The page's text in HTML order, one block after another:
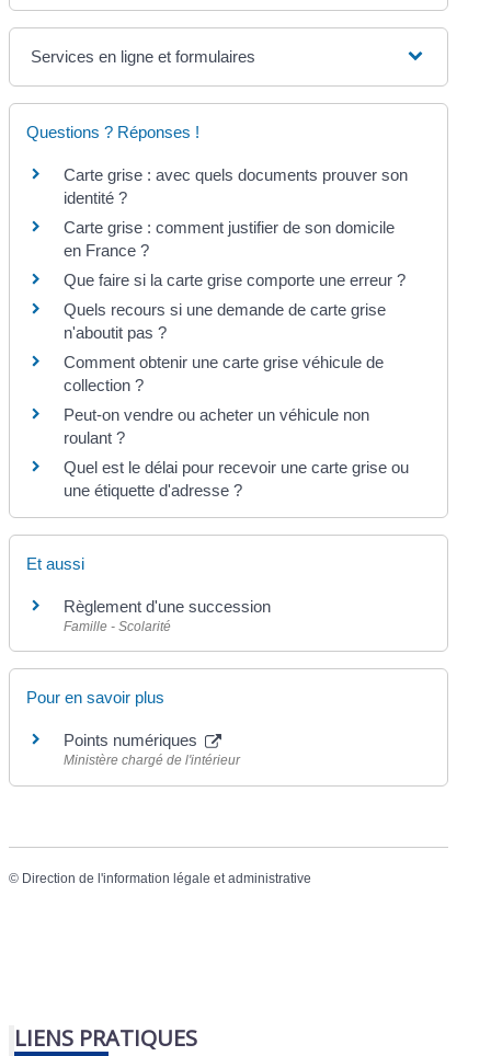
Services en ligne et formulaires
Questions ? Réponses !
Carte grise : avec quels documents prouver son
identité ?
Carte grise : comment justifier de son domicile
en France ?
Que faire si la carte grise comporte une erreur ?
Quels recours si une demande de carte grise
n'aboutit pas ?
Comment obtenir une carte grise véhicule de
collection ?
Peut-on vendre ou acheter un véhicule non
roulant ?
Quel est le délai pour recevoir une carte grise ou
une étiquette d'adresse ?
Et aussi
Règlement d'une succession
Famille - Scolarité
Pour en savoir plus
Points numériques
Ministère chargé de l'intérieur
© Direction de l'information légale et administrative
LIENS PRATIQUES